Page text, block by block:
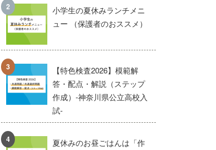
小学生の夏休みランチメニ
ュー （保護者のおススメ）
【特色検査2026】模範解
答・配点・解説（ステップ
作成）-神奈川県公立高校入
試-
夏休みのお昼ごはんは「作